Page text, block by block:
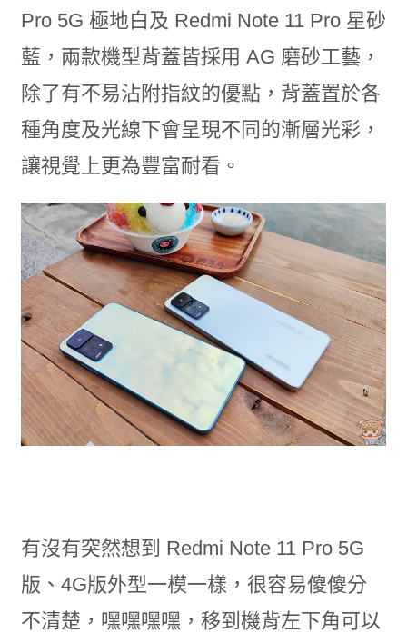
Pro 5G 極地白及 Redmi Note 11 Pro 星砂
藍，兩款機型背蓋皆採用 AG 磨砂工藝，
除了有不易沾附指紋的優點，背蓋置於各
種角度及光線下會呈現不同的漸層光彩，
讓視覺上更為豐富耐看。
有沒有突然想到 Redmi Note 11 Pro 5G
版、4G版外型一模一樣，很容易傻傻分
不清楚，嘿嘿嘿嘿，移到機背左下角可以